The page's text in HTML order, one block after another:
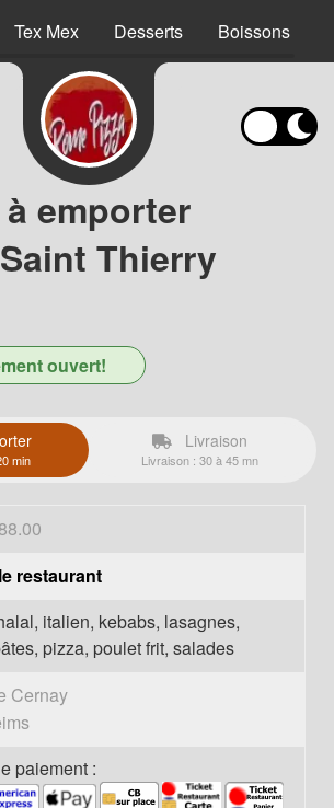
Tex Mex Desserts Boissons
emporter
Thierry
ouvert!
min
Livraison
Livraison : 30 à 45 mn
restaurant
italien, kebabs, lasagnes,
pizza, poulet frit, salades
Cernay
paiement :